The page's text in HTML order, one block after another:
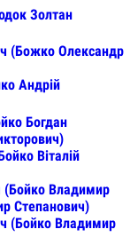
Золтан
(Божко Олександр
Андрій
Богдан
Віталій
(Бойко Владимир
Степанович)
(Бойко Владимир